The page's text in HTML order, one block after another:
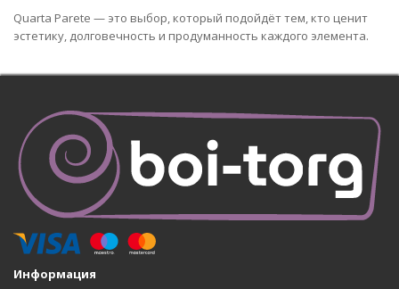
Quarta Parete — это выбор, который подойдёт тем, кто ценит
эстетику, долговечность и продуманность каждого элемента.
Информация